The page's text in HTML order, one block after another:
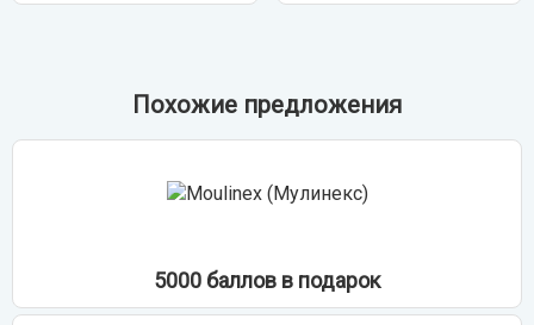
Похожие предложения
5000 баллов в подарок